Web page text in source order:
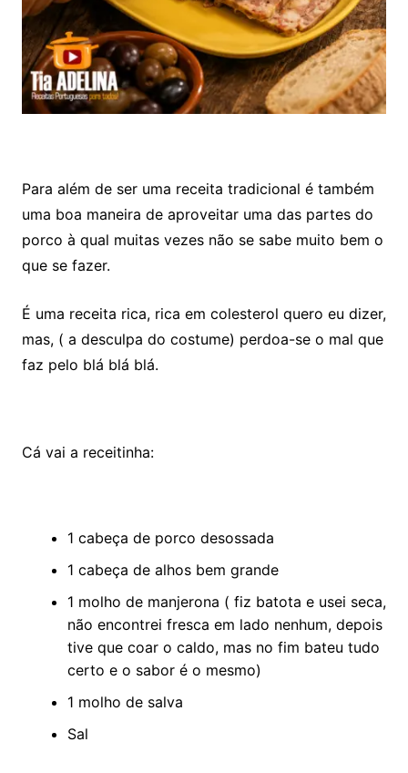
Para além de ser uma receita tradicional é também
uma boa maneira de aproveitar uma das partes do
porco à qual muitas vezes não se sabe muito bem o
que se fazer.
É uma receita rica, rica em colesterol quero eu dizer,
mas, ( a desculpa do costume) perdoa-se o mal que
faz pelo blá blá blá.
Cá vai a receitinha:
1 cabeça de porco desossada
1 cabeça de alhos bem grande
1 molho de manjerona ( fiz batota e usei seca,
não encontrei fresca em lado nenhum, depois
tive que coar o caldo, mas no fim bateu tudo
certo e o sabor é o mesmo)
1 molho de salva
Sal